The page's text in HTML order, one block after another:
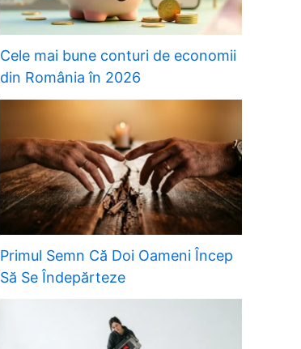
Cele mai bune conturi de economii
din România în 2026
Primul Semn Că Doi Oameni Încep
Să Se Îndepărteze